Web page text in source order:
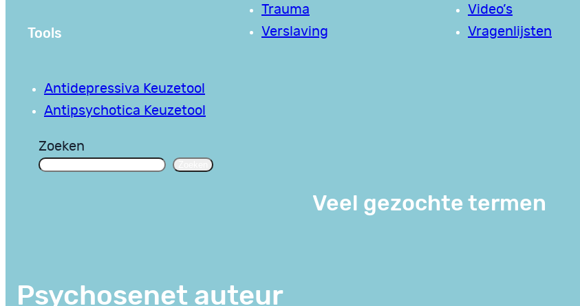
Tools
Antidepressiva Keuzetool
Antipsychotica Keuzetool
Trauma
Verslaving
Video’s
Vragenlijsten
Zoeken
Veel gezochte termen
Psychosenet auteur